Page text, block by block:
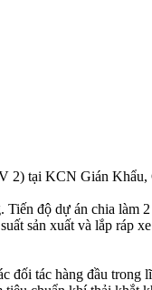
2) tại KCN Gián
độ dự án chia làm
sản xuất và lắp ráp
đối tác hàng đầu trong